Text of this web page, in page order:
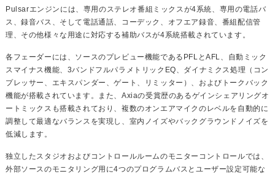
Pulsarエンジンには、専用のステレオ番組ミックスが4系統、専用の電話バ
ス、録音バス、そして電話通話、コーデック、オフエア録音、番組配信管
理、その他様々な用途に対応する補助バスが4系統搭載されています。
各フェーダーには、ソースのプレビュー機能であるPFLとAFL、自動ミック
スマイナス機能、3バンドフルパラメトリックEQ、ダイナミクス処理（コン
プレッサー、エキスパンダー、ゲート、リミッター）、およびトークバック
機能が搭載されています。また、Axiaの受賞歴のあるゲインシェアリングオ
ートミックスも搭載されており、複数のオンエアマイクのレベルを自動的に
調整して最適なバランスを実現し、室内ノイズやバックグラウンドノイズを
低減します。
独立したスタジオおよびコントロールルームのモニターコントロールでは、
外部ソースのモニタリング用に4つのプログラムバスとユーザー設定可能な